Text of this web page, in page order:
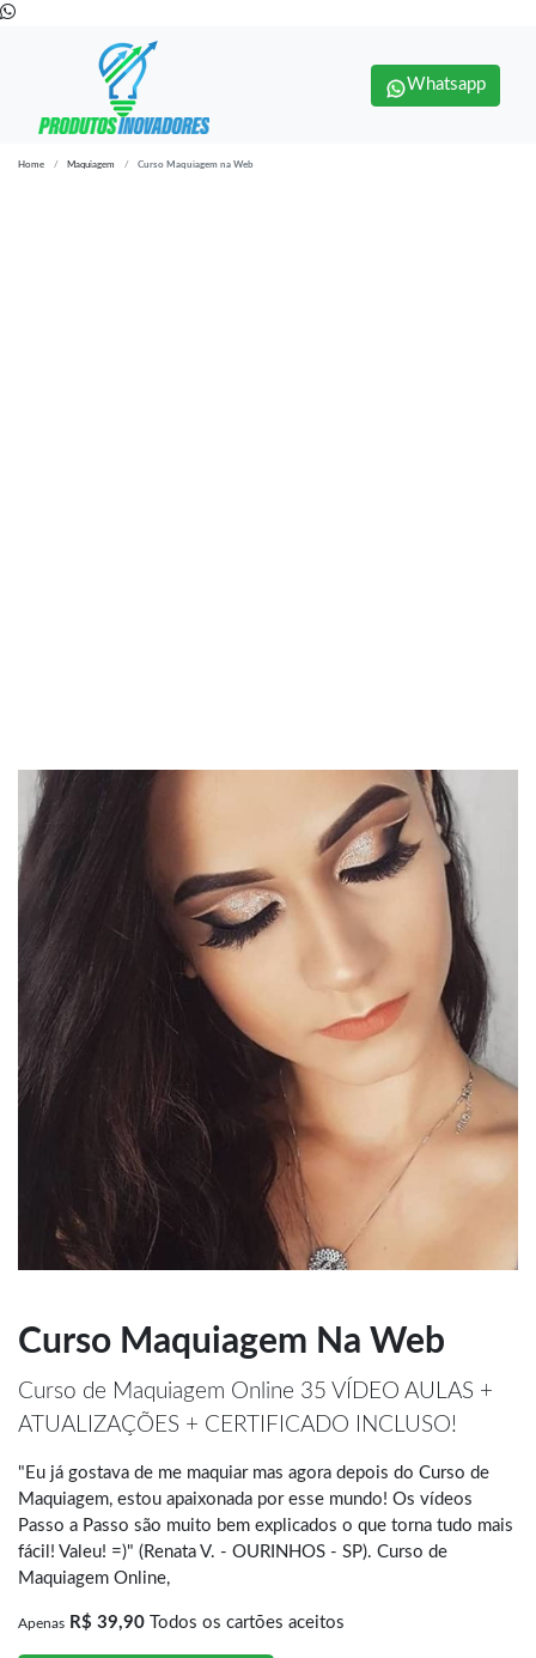
Whatsapp
Home Maquiagem Curso Maquiagem na Web
Curso Maquiagem Na Web
Curso de Maquiagem Online 35 VÍDEO AULAS +
ATUALIZAÇÕES + CERTIFICADO INCLUSO!
"Eu já gostava de me maquiar mas agora depois do Curso de
Maquiagem, estou apaixonada por esse mundo! Os vídeos
Passo a Passo são muito bem explicados o que torna tudo mais
fácil! Valeu! =)" (Renata V. - OURINHOS - SP). Curso de
Maquiagem Online,
Apenas R$ 39,90 Todos os cartões aceitos